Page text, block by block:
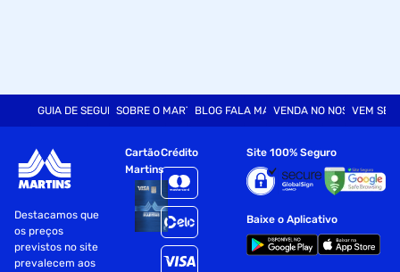
GUIA DE SEGURANÇASOBRE O MARTINSBLOG FALA MARTVENDA NO NOSSO SITE
VEM SER
Destacamos que
os preços
previstos no site
prevalecem aos
Cartão
Martins
Crédito Site 100% Seguro
Baixe o Aplicativo